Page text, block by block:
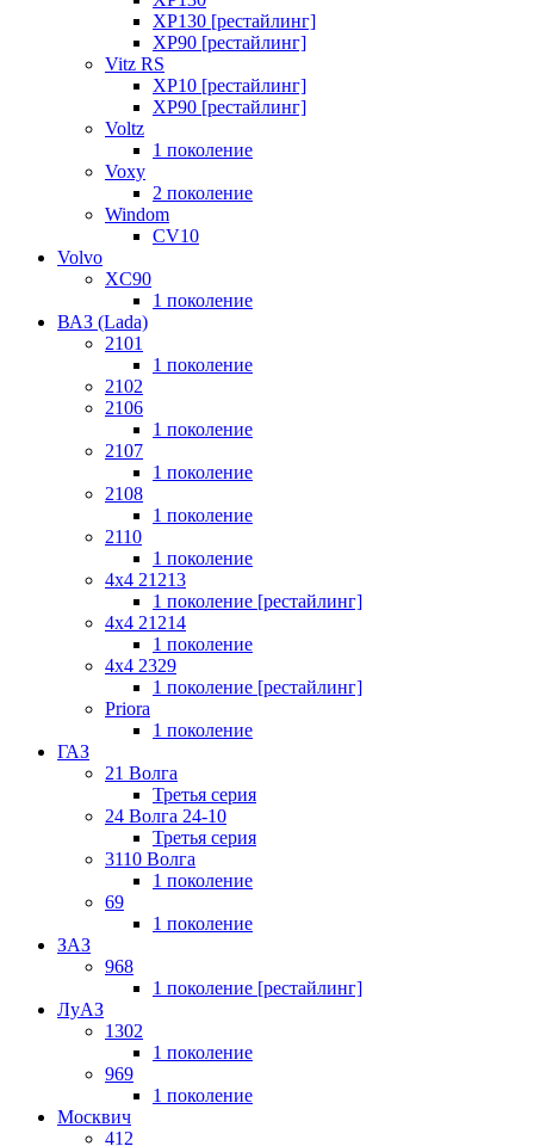
XP130 [рестайлинг]
XP90 [рестайлинг]
Vitz RS
XP10 [рестайлинг]
XP90 [рестайлинг]
Voltz
1 поколение
Voxy
2 поколение
Windom
СV10
Volvo
XC90
1 поколение
ВАЗ (Lada)
2101
1 поколение
2102
2106
1 поколение
2107
1 поколение
2108
1 поколение
2110
1 поколение
4x4 21213
1 поколение [рестайлинг]
4x4 21214
1 поколение
4x4 2329
1 поколение [рестайлинг]
Priora
1 поколение
ГАЗ
21 Волга
Третья серия
24 Волга 24-10
Третья серия
3110 Волга
1 поколение
69
1 поколение
ЗАЗ
968
1 поколение [рестайлинг]
ЛуАЗ
1302
1 поколение
969
1 поколение
Москвич
412